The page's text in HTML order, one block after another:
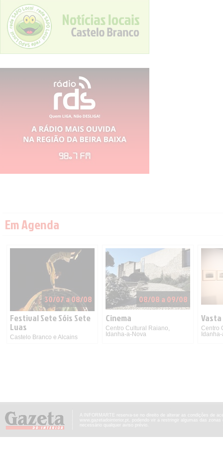
Em Agenda
30/07 a 08/08
Festival Sete Sóis Sete
Luas
Castelo Branco e Alcains
08/08 a 09/08
Cinema
Centro Cultural Raiano,
Idanha-a-Nova
Centro
A INFORMARTE reserva-se no direito de alterar as condições de
www.gazetadointerior.pt, podendo vir a restringir algumas das
necessário qualquer aviso prévio.